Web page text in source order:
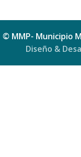
© MMP- Municipio
Diseño &